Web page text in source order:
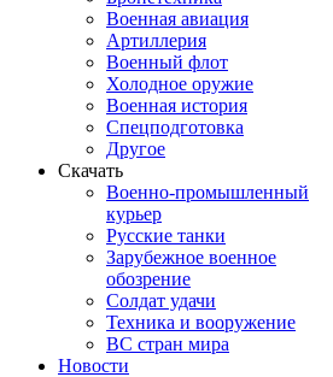
Военная авиация
Артиллерия
Военный флот
Холодное оружие
Военная история
Спецподготовка
Другое
Скачать
Военно-промышленный
курьер
Русские танки
Зарубежное военное
обозрение
Солдат удачи
Техника и вооружение
ВС стран мира
Новости